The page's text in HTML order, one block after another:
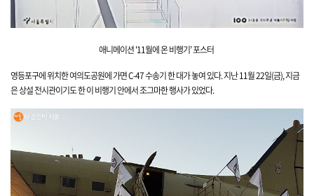
애니메이션'11월에 온 비행기’포스터
영등포구에 위치한여의도공원에 가면C-47 수송기 한 대가 놓여있다.지난 11월 22일(금), 지금
은 상설 전시관이기도 한 이 비행기 안에서 조그마한 행사가 있었다.